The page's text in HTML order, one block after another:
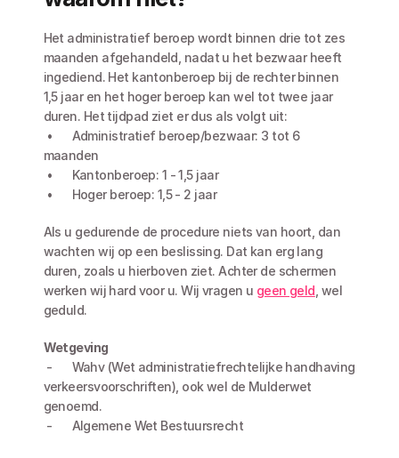
Het administratief beroep wordt binnen drie tot zes
maanden afgehandeld, nadat u het bezwaar heeft
ingediend. Het kantonberoep bij de rechter binnen
1,5 jaar en het hoger beroep kan wel tot twee jaar
duren. Het tijdpad ziet er dus als volgt uit:
maanden
•	Kantonberoep: 1 - 1,5 jaar
•	Hoger beroep: 1,5 - 2 jaar
Als u gedurende de procedure niets van hoort, dan
wachten wij op een beslissing. Dat kan erg lang
duren, zoals u hierboven ziet. Achter de schermen
werken wij hard voor u. Wij vragen u geen geld , wel
geduld.
Wetgeving
verkeersvoorschriften), ook wel de Mulderwet
genoemd.
-	Algemene Wet Bestuursrecht